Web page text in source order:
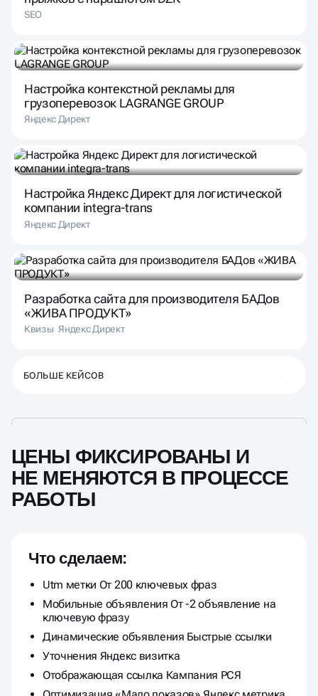
SEO
Настройка контекстной рекламы для
грузоперевозок LAGRANGE GROUP
Яндекс Директ
Настройка Яндекс Директ для логистической
компании integra-trans
Яндекс Директ
Разработка сайта для производителя БАДов
«ЖИВА ПРОДУКТ»
Квизы Яндекс Директ
БОЛЬШЕ КЕЙСОВ
ЦЕНЫ ФИКСИРОВАНЫ И
НЕ МЕНЯЮТСЯ В ПРОЦЕССЕ
РАБОТЫ
Что сделаем:
Utm метки От 200 ключевых фраз
Мобильные объявления От -2 объявление на
ключевую фразу
Динамические объявления Быстрые ссылки
Уточнения Яндекс визитка
Отображающая ссылка Кампания РСЯ